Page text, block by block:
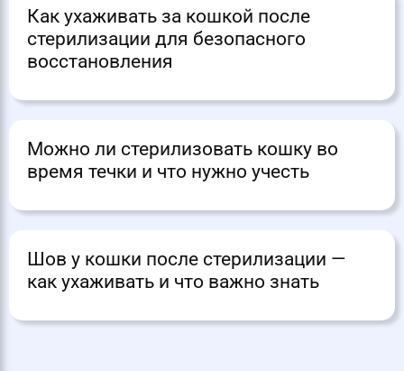
Как ухаживать за кошкой после
стерилизации для безопасного
восстановления
Можно ли стерилизовать кошку во
время течки и что нужно учесть
Шов у кошки после стерилизации —
как ухаживать и что важно знать